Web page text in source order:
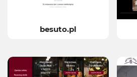
besuto.pl